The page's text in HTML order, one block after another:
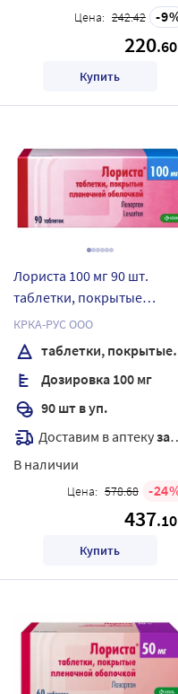
Цена: 242.42 9
220.60
Купить
Лориста 100 мг 90 шт.
таблетки, покрытые
пленочной оболочкой
КРКА-РУС ООО
таблетки, покрытые пленочной оболочкой
Дозировка 100 мг
90 шт в уп.
Доставим в аптекузавтра
В наличии
Цена: 578.68 24
437.10
Купить